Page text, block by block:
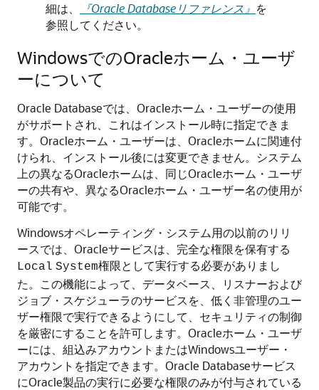
細は、
『Oracle Databaseリファレンス』 を
参照してください。
WindowsでのOracleホーム・ユーザ
ーについて
Oracle Databaseでは、Oracleホーム・ユーザーの使用
がサポートされ、これはインストール時に指定できま
す。Oracleホーム・ユーザーは、Oracleホームに関連付
けられ、インストール後には変更できません。システム
上の異なるOracleホームは、同じOracleホーム・ユーザ
ーの共有や、異なるOracleホーム・ユーザー名の使用が
可能です。
Windowsオペレーティング・システム用の以前のリリ
ースでは、Oracleサービスは、完全な権限を保有する
Local System権限として実行する必要がありまし
た。この機能によって、データベース、リスナーおよび
ジョブ・スケジューラのサービスを、低く非管理のユー
ザー権限で実行できるようにして、セキュリティの制御
を厳密にすることを許可します。Oracleホーム・ユーザ
ーには、組込みアカウントまたはWindowsユーザー・
アカウントを指定できます。Oracle Databaseサービス
にOracle製品の実行に必要な権限のみが付与されている